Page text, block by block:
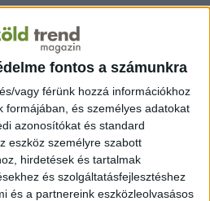
fontos a számunkra
vagy férünk hozzá információkhoz
formájában, és személyes adatokat
azonosítókat és standard
eszköz személyre szabott
hirdetések és tartalmak
és szolgáltatásfejlesztéshez
és a partnereink eszközleolvasásos
CÍMKÉK
e-autó egészség
elektromos autótöltő
energia energiahatékonyság
fotovoltaikus
klímaváltozás
környezetvédelmi hírek
energia mezőgazdaság